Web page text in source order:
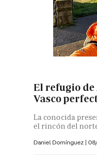
El refugio
Vasco
La conocida
el rincón del
Daniel Domínguez |